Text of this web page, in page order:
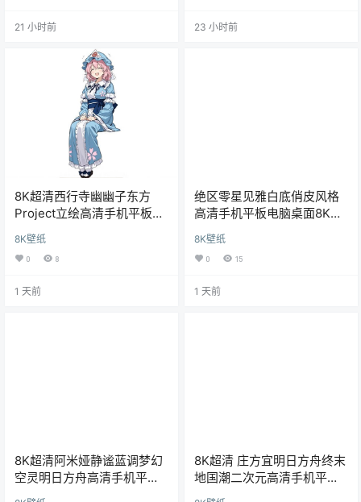
21 小时前 23 小时前
8K超清西行寺幽幽子东方
Project立绘高清手机平板
pad电脑桌面壁纸
8K壁纸
0 8
1 天前
绝区零星见雅白底俏皮风格
高清手机平板电脑桌面8K游
戏超清壁纸
8K壁纸
0 15
1 天前
8K超清阿米娅静谧蓝调梦幻
空灵明日方舟高清手机平板
电脑桌面壁纸
8K超清 庄方宜明日方舟终末
地国潮二次元高清手机平板
pad电脑壁纸